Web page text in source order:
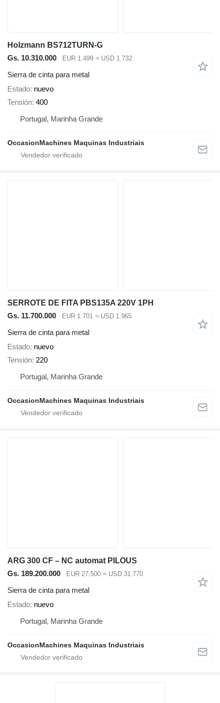
Holzmann BS712TURN-G
Gs. 10.310.000
EUR 1.499 ≈ USD 1.732
Sierra de cinta para metal
Estado nuevo
Tensión 400
Portugal, Marinha Grande
OccasionMachines Maquinas Industriais
SERROTE DE FITA PBS135A 220V 1PH
Gs. 11.700.000
EUR 1.701 ≈ USD 1.965
Sierra de cinta para metal
Estado nuevo
Tensión 220
Portugal, Marinha Grande
OccasionMachines Maquinas Industriais
ARG 300 CF – NC automat PILOUS
Gs. 189.200.000
EUR 27.500 ≈ USD 31.770
Sierra de cinta para metal
Estado nuevo
Portugal, Marinha Grande
OccasionMachines Maquinas Industriais